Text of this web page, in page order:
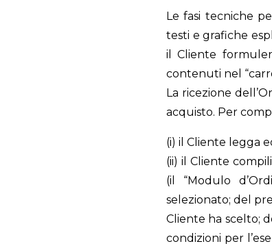
Le fasi tecniche
testi e grafiche
il Cliente
contenuti nel
La ricezione
acquisto. Per
(i) il Cliente legga
(ii) il Cliente
(il “Modulo
selezionato; del
Cliente ha scelto;
condizioni per